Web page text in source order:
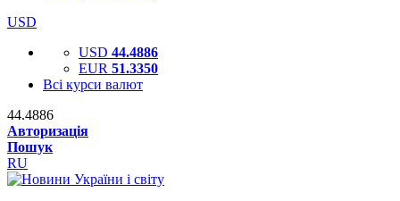
USD
USD 44.4886
EUR 51.3350
Всі курси валют
44.4886
Авторизація
Пошук
RU